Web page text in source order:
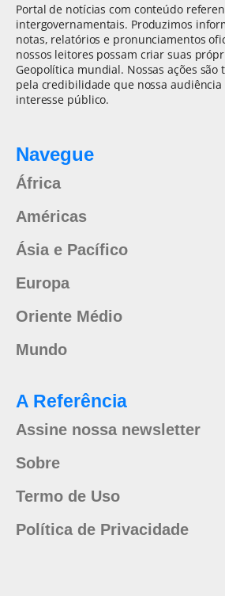
Portal de notícias com conteúdo
intergovernamentais. Produzimos
notas, relatórios e pronunciamentos
nossos leitores possam criar suas
Geopolítica mundial. Nossas ações
pela credibilidade que nossa
interesse público.
Navegue
África
Américas
Ásia e Pacífico
Europa
Oriente Médio
Mundo
A Referência
Assine nossa newsletter
Sobre
Termo de Uso
Política de Privacidade